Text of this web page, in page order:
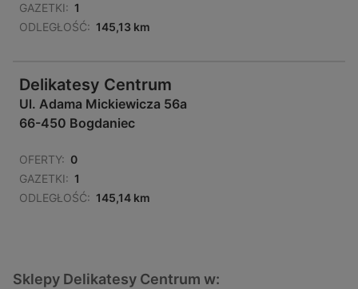
GAZETKI: 1
ODLEGŁOŚĆ: 145,13 km
Delikatesy Centrum
Ul. Adama Mickiewicza 56a
66-450 Bogdaniec
OFERTY: 0
GAZETKI: 1
ODLEGŁOŚĆ: 145,14 km
Sklepy Delikatesy Centrum w: